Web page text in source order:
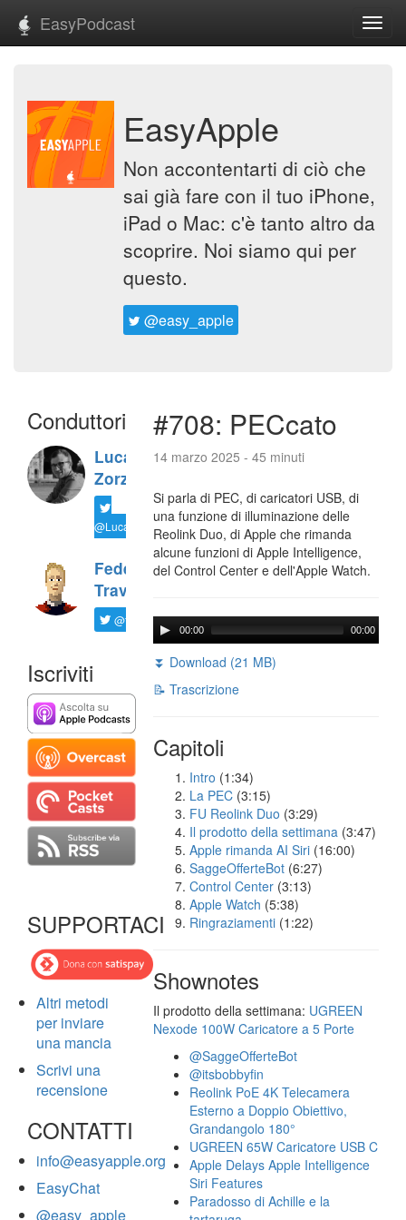
EasyPodcast
EasyApple
Non accontentarti di ciò che
sai già fare con il tuo iPhone,
iPad o Mac: c'è tanto altro da
scoprire. Noi siamo qui per
questo.
@easy_apple
Conduttori
Luca
Zorzi
@LucaTNT
Federico
Travaini
@ftrava
Iscriviti
SUPPORTACI
Altri metodi
per inviare
una mancia
Scrivi una
recensione
CONTATTI
info@easyapple.org
EasyChat
@easy_apple
#708: PECcato
14 marzo 2025 - 45 minuti
Si parla di PEC, di caricatori USB, di
una funzione di illuminazione delle
Reolink Duo, di Apple che rimanda
alcune funzioni di Apple Intelligence,
del Control Center e dell'Apple Watch.
00:00 00:00
⏬ Download (21 MB)
📝 Trascrizione
Capitoli
Intro (1:34)
La PEC (3:15)
FU Reolink Duo (3:29)
Il prodotto della settimana (3:47)
Apple rimanda AI Siri (16:00)
SaggeOfferteBot (6:27)
Control Center (3:13)
Apple Watch (5:38)
Ringraziamenti (1:22)
Shownotes
Il prodotto della settimana: UGREEN
Nexode 100W Caricatore a 5 Porte
@SaggeOfferteBot
@itsbobbyfin
Reolink PoE 4K Telecamera
Esterno a Doppio Obiettivo,
Grandangolo 180°
UGREEN 65W Caricatore USB C
Apple Delays Apple Intelligence
Siri Features
Paradosso di Achille e la